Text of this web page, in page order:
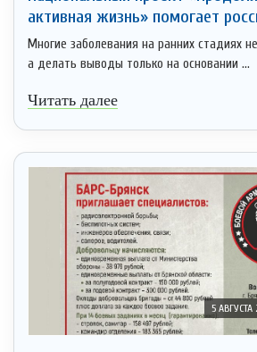
активная жизнь» помогает
Многие заболевания на ранних стадиях
а делать выводы только на основании ...
Читать далее
5 АВГУСТА